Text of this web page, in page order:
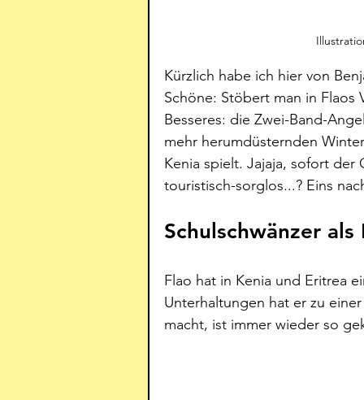
Kürzlich habe ich hier von
Schöne: Stöbert man in
Besseres: die Zwei-Band-
mehr herumdüsternden
Kenia spielt. Jajaja, sofort der
touristisch-sorglos...? Eins
Schulschwänzer
Flao hat in Kenia und Eritrea
Unterhaltungen hat er zu
macht, ist immer wieder so